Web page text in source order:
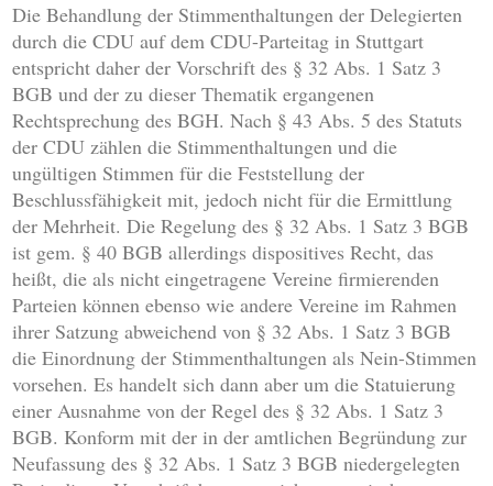
Die Behandlung der Stimmenthaltungen der Delegierten
durch die CDU auf dem CDU-Parteitag in Stuttgart
entspricht daher der Vorschrift des § 32 Abs. 1 Satz 3
BGB und der zu dieser Thematik ergangenen
Rechtsprechung des BGH. Nach § 43 Abs. 5 des Statuts
der CDU zählen die Stimmenthaltungen und die
ungültigen Stimmen für die Feststellung der
Beschlussfähigkeit mit, jedoch nicht für die Ermittlung
der Mehrheit. Die Regelung des § 32 Abs. 1 Satz 3 BGB
ist gem. § 40 BGB allerdings dispositives Recht, das
heißt, die als nicht eingetragene Vereine firmierenden
Parteien können ebenso wie andere Vereine im Rahmen
ihrer Satzung abweichend von § 32 Abs. 1 Satz 3 BGB
die Einordnung der Stimmenthaltungen als Nein-Stimmen
vorsehen. Es handelt sich dann aber um die Statuierung
einer Ausnahme von der Regel des § 32 Abs. 1 Satz 3
BGB. Konform mit der in der amtlichen Begründung zur
Neufassung des § 32 Abs. 1 Satz 3 BGB niedergelegten